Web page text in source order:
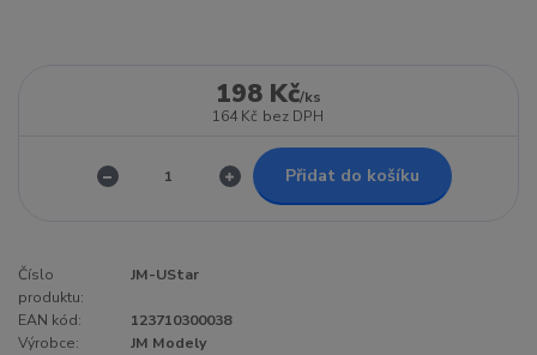
198 Kč/ks
164 Kč bez DPH
Přidat do košíku
Číslo
produktu:
JM-UStar
EAN kód:
123710300038
Výrobce:
JM Modely